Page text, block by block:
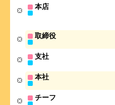
本店
取締役
支社
本社
チーフ